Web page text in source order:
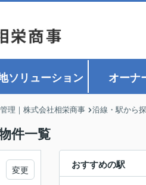
ソリューション オーナ
理｜株式会社相栄商事 沿線・駅から
件一覧
おすすめの駅
変更